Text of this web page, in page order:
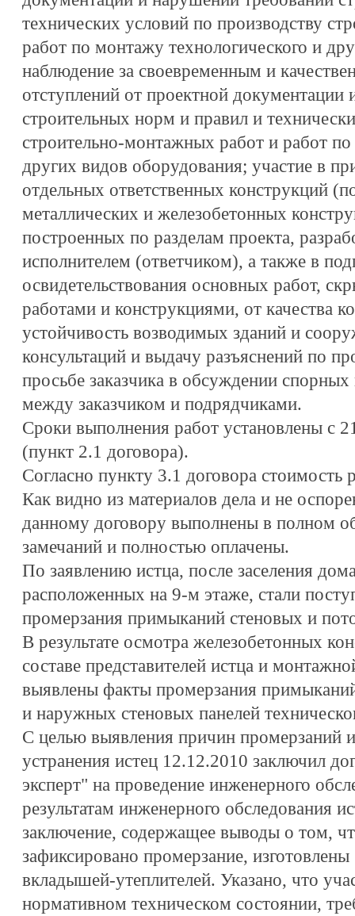
технических условий по производству
работ по монтажу технологического и
наблюдение за своевременным и
отступлений от проектной
строительных норм и правил и
строительно-монтажных работ и работ
других видов оборудования; участие в
отдельных ответственных конструкций
металлических и железобетонных
построенных по разделам проекта,
исполнителем (ответчиком), а также в
освидетельствования основных работ,
работами и конструкциями, от качества
устойчивость возводимых зданий и
консультаций и выдачу разъяснений по
просьбе заказчика в обсуждении
между заказчиком и подрядчиками.
Сроки выполнения работ установлены с
(пункт 2.1 договора).
Согласно пункту 3.1 договора стоимость
Как видно из материалов дела и не
данному договору выполнены в полном
замечаний и полностью оплачены.
По заявлению истца, после заселения
расположенных на 9-м этаже, стали
промерзания примыканий стеновых и
В результате осмотра железобетонных
составе представителей истца и
выявлены факты промерзания
и наружных стеновых панелей
С целью выявления причин промерзаний
устранения истец 12.12.2010
эксперт" на проведение инженерного
результатам инженерного обследования
заключение, содержащее выводы о том,
зафиксировано промерзание,
вкладышей-утеплителей. Указано, что
нормативном техническом состоянии,